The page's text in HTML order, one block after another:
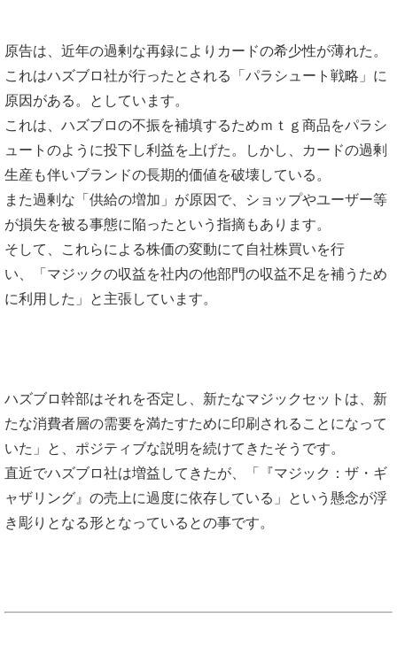
原告は、近年の過剰な再録によりカードの希少性が薄れた。
これはハズブロ社が行ったとされる「パラシュート戦略」に
原因がある。としています。
これは、ハズブロの不振を補填するためｍｔｇ商品をパラシ
ュートのように投下し利益を上げた。しかし、カードの過剰
生産も伴いブランドの長期的価値を破壊している。
また過剰な「供給の増加」が原因で、ショップやユーザー等
が損失を被る事態に陥ったという指摘もあります。
そして、これらによる株価の変動にて自社株買いを行
い、
「マジックの収益を社内の他部門の収益不足を補うため
に利用した」と主張しています。
ハズブロ幹部はそれを否定し、新たなマジックセットは、新
たな消費者層の需要を満たすために印刷されることになって
いた」と、ポジティブな説明を続けてきたそうです。
直近でハズブロ社は増益してきたが、「『マジック：ザ・ギ
ャザリング』の売上に過度に依存している」という懸念が浮
き彫りとなる形となっているとの事です。